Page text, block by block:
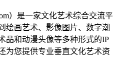
）是一家文化艺术综合交流平
绘画艺术、影像图片、数字潮
品和动漫头像等多种形式的IP
为您提供专业垂直文化艺术资